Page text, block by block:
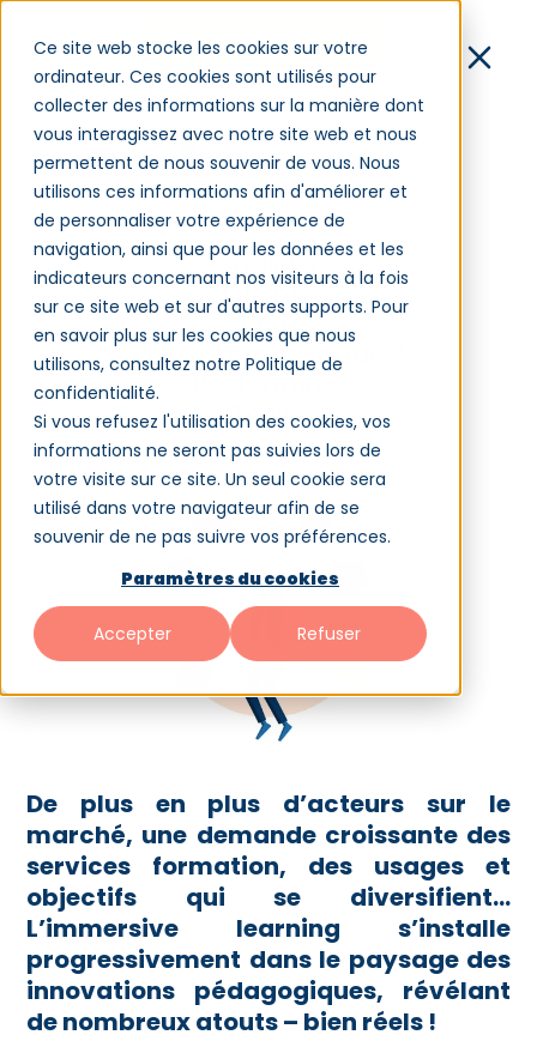
Ce site web stocke les cookies sur votre
ordinateur. Ces cookies sont utilisés pour
collecter des informations sur la manière dont
vous interagissez avec notre site web et nous
permettent de nous souvenir de vous. Nous
utilisons ces informations afin d'améliorer et
de personnaliser votre expérience de
navigation, ainsi que pour les données et les
indicateurs concernant nos visiteurs à la fois
sur ce site web et sur d'autres supports. Pour
en savoir plus sur les cookies que nous
utilisons, consultez notre Politique de
confidentialité.
Si vous refusez l'utilisation des cookies, vos
informations ne seront pas suivies lors de
votre visite sur ce site. Un seul cookie sera
utilisé dans votre navigateur afin de se
souvenir de ne pas suivre vos préférences.
Paramètres du cookies
Accepter Refuser
Contact
Connexion
Logiciel
Clients
Blog
Qui sommes-nous ?
Partenaires
Tarifs
Immersive learning : le
virtuel au service des
compétences
Gestion des compétences – GPEC –
31/01/2023
De plus en plus d’acteurs sur le
marché, une demande croissante des
services formation, des usages et
objectifs qui se diversifient…
L’immersive learning s’installe
progressivement dans le paysage des
innovations pédagogiques, révélant
de nombreux atouts – bien réels !